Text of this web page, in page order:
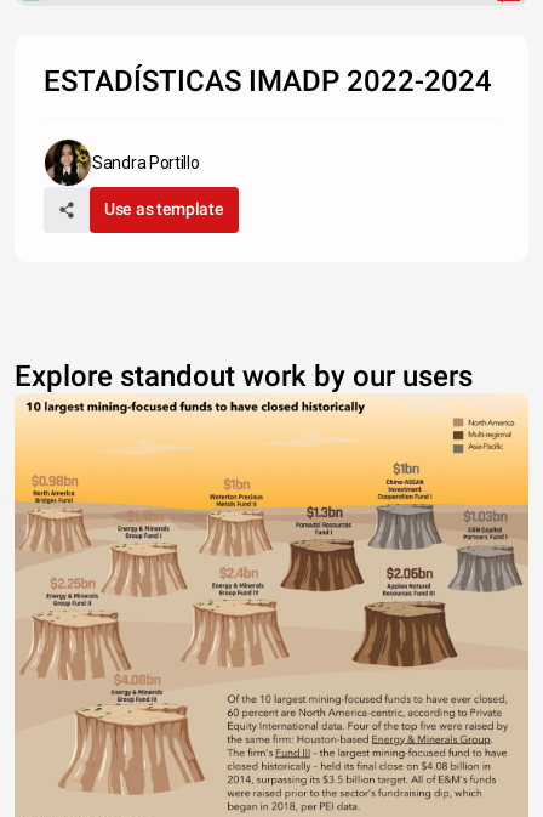
ESTADÍSTICAS IMADP 2022-2024
Sandra Portillo
Use as template
Explore standout work by our users